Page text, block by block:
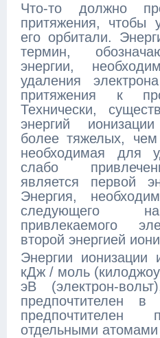
Что-то должно
притяжения, чтобы
его орбитали.
термин,
энергии,
удаления
притяжения к
Технически,
энергий
более тяжелых,
необходимая для
слабо
является первой
Энергия,
следующего
привлекаемого
второй энергией
Энергии ионизации
кДж / моль
эВ (электрон-
предпочтителен
отдельными